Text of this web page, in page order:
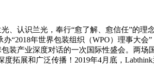
认识兰光，奉行“愈了解、愈信任”的理
“2018年世界包装组织（WPO）理事大
装产业深度对话的一次国际性盛会。两
拓展和广泛传播！2019年4月底，